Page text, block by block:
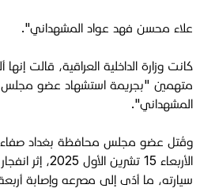
علاء محسن فهد عواد المشهداني".
متهمين "بجريمة استشهاد عضو
المشهداني".
وقُتل عضو مجلس محافظة بغداد صفاء
الأربعاء 15
سيارته، ما أدّى إلى مصرعه وإصابة